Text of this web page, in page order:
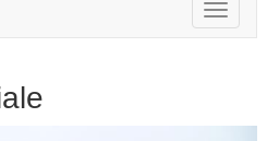
Toggle